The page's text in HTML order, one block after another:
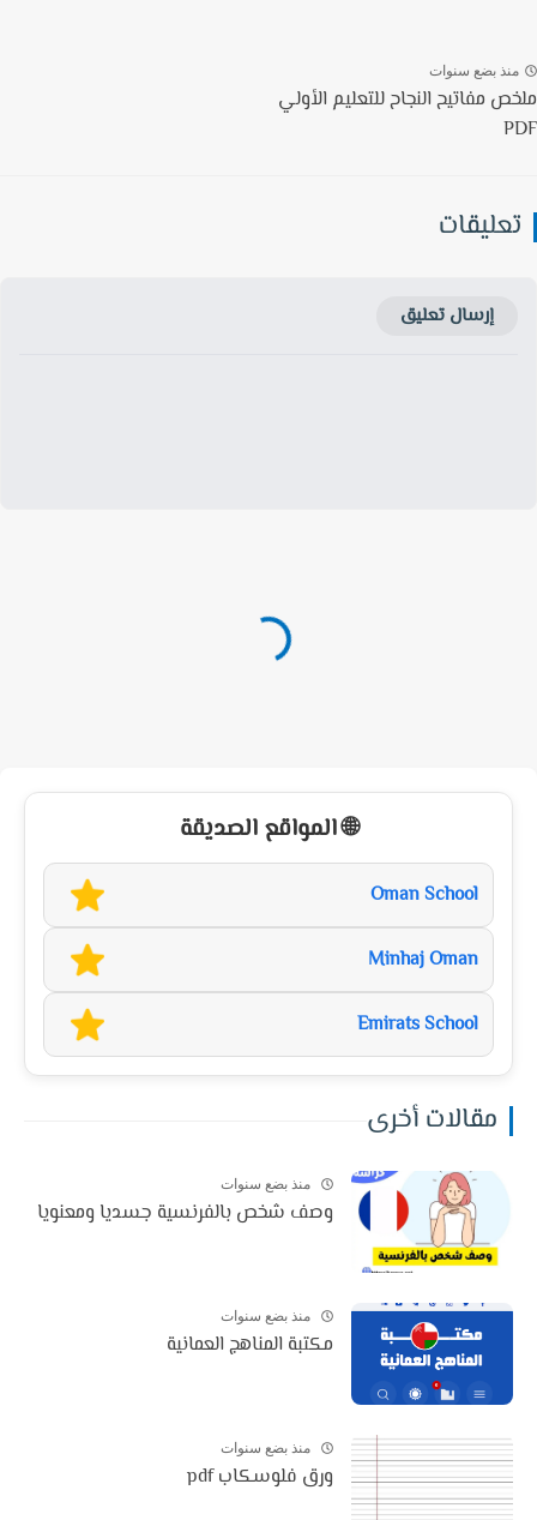
بضع سنوات
مفاتيح النجاح للتعليم الأولي
إرسال تعليق
🌐 المواقع الصديقة
Oman School
Minhaj Oman
Emirats School
مقالات أخرى
منذ بضع سنوات
وصف شخص بالفرنسية جسديا ومعنويا
منذ بضع سنوات
مكتبة المناهج العمانية
منذ بضع سنوات
ورق فلوسكاب pdf